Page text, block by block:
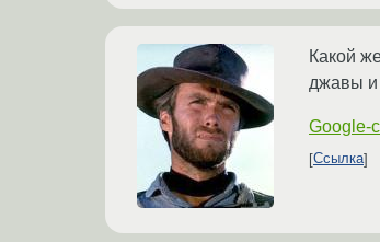
Какой
джавы и
Google-
Ссылка